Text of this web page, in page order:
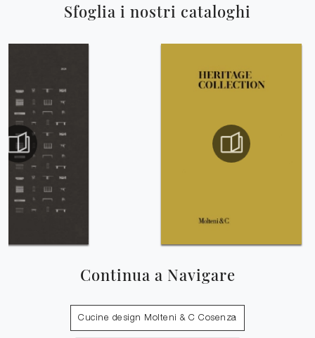
Sfoglia i nostri cataloghi
Continua a Navigare
Cucine design Molteni & C Cosenza